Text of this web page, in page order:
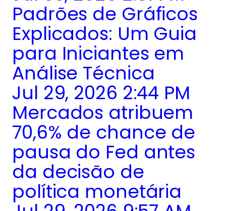
Padrões de Gráficos
Explicados: Um Guia
para Iniciantes em
Análise Técnica
Jul 29, 2026 2:44 PM
Mercados atribuem
70,6% de chance de
pausa do Fed antes
da decisão de
política monetária